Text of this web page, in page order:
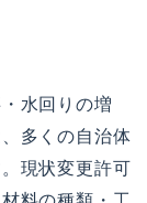
水回りの増
多くの自治体
現状変更許可